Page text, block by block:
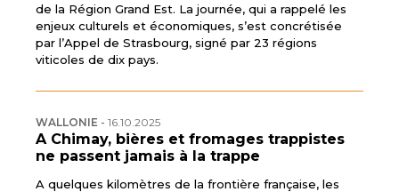
de la Région Grand Est. La journée, qui a rappelé les
enjeux culturels et économiques, s’est concrétisée
par l’Appel de Strasbourg, signé par 23 régions
viticoles de dix pays.
WALLONIE - 16.10.2025
A Chimay, bières et fromages trappistes
ne passent jamais à la trappe
A quelques kilomètres de la frontière française, les